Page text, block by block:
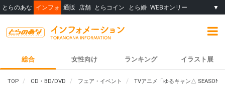
とらのあな インフォ 通販 店舗 とらコイン とら婚 WEBオンリー ▼
総合 女性向け ランキング イラスト展
TOP CD・BD/DVD フェア・イベント TVアニメ「ゆるキャン△